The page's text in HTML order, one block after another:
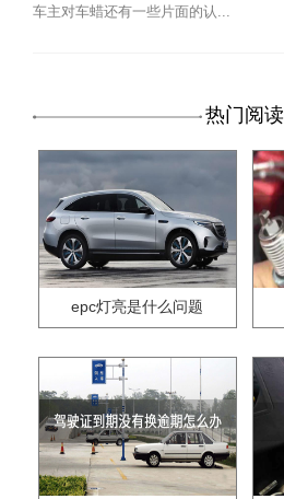
车主对车蜡还有一些片面的认...
热门阅读
epc灯亮是什么问题